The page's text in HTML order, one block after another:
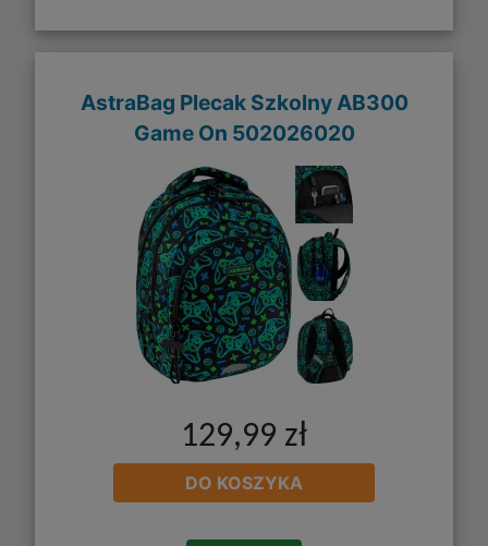
AstraBag Plecak Szkolny AB300
Game On 502026020
129,99 zł
DO KOSZYKA